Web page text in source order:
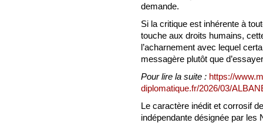
demande.
Si la critique est inhérente à
touche aux droits humains,
l’acharnement avec lequel
messagère plutôt que
Pour lire la suite : https://
diplomatique.fr/2026/03/
Le caractère inédit et corrosif
indépendante désignée par les